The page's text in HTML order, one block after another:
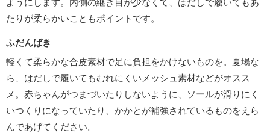
ようにします。内側の継ぎ目が少なくて、はだしで履いてもあ
たりが柔らかいこともポイントです。
ふだんばき
軽くて柔らかな合皮素材で足に負担をかけないものを。夏場な
ら、はだしで履いてもむれにくいメッシュ素材などがオスス
メ。赤ちゃんがつまづいたりしないように、ソールが滑りにく
いつくりになっていたり、かかとが補強されているものをえら
んであげてください。